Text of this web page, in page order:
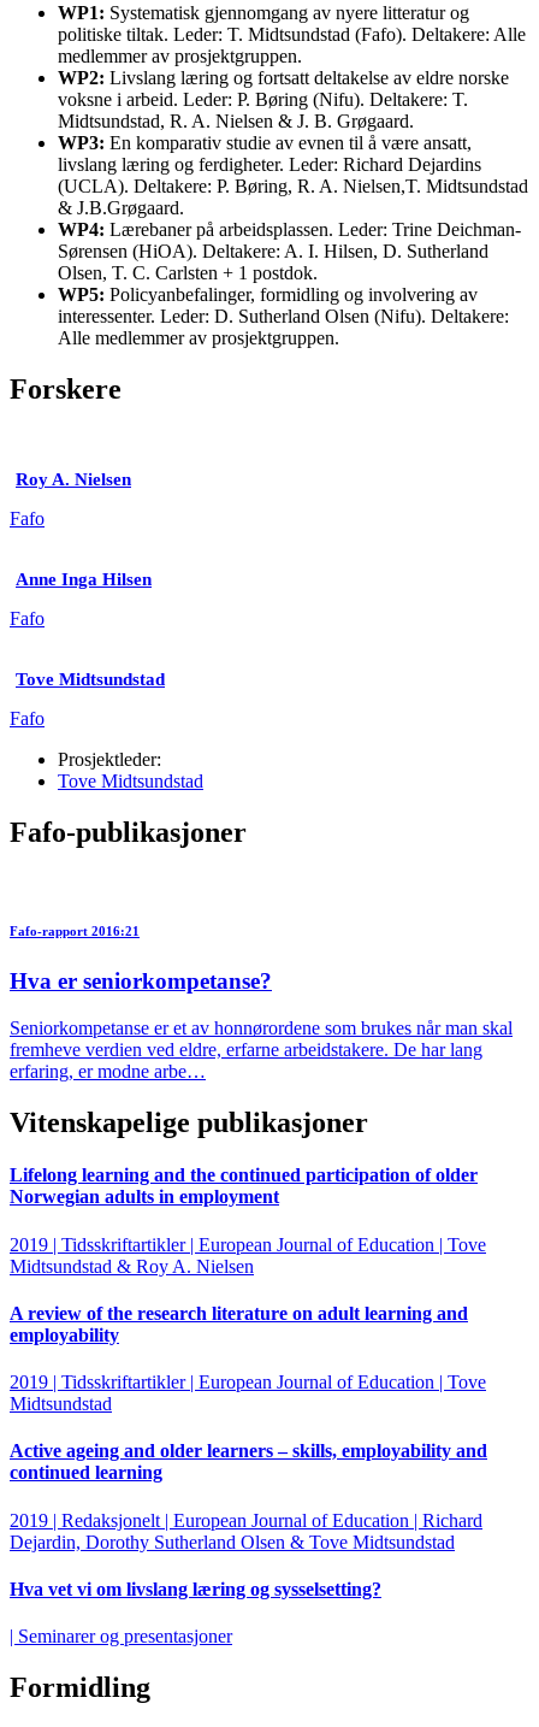
WP1: Systematisk gjennomgang av nyere litteratur og
politiske tiltak. Leder: T. Midtsundstad (Fafo). Deltakere: Alle
medlemmer av prosjektgruppen.
WP2: Livslang læring og fortsatt deltakelse av eldre norske
voksne i arbeid. Leder: P. Børing (Nifu). Deltakere: T.
Midtsundstad, R. A. Nielsen & J. B. Grøgaard.
WP3: En komparativ studie av evnen til å være ansatt,
livslang læring og ferdigheter. Leder: Richard Dejardins
(UCLA). Deltakere: P. Børing, R. A. Nielsen,T. Midtsundstad
& J.B.Grøgaard.
WP4: Lærebaner på arbeidsplassen. Leder: Trine Deichman-
Sørensen (HiOA). Deltakere: A. I. Hilsen, D. Sutherland
Olsen, T. C. Carlsten + 1 postdok.
WP5: Policyanbefalinger, formidling og involvering av
interessenter. Leder: D. Sutherland Olsen (Nifu). Deltakere:
Alle medlemmer av prosjektgruppen.
Forskere
Roy A. Nielsen
Fafo
Anne Inga Hilsen
Fafo
Tove Midtsundstad
Fafo
Prosjektleder:
Tove Midtsundstad
Fafo-publikasjoner
Fafo-rapport 2016:21
Hva er seniorkompetanse?
Seniorkompetanse er et av honnørordene som brukes når man skal
fremheve verdien ved eldre, erfarne arbeidstakere. De har lang
erfaring, er modne arbe…
Vitenskapelige publikasjoner
Lifelong learning and the continued participation of older
Norwegian adults in employment
2019 | Tidsskriftartikler | European Journal of Education | Tove
Midtsundstad & Roy A. Nielsen
A review of the research literature on adult learning and
employability
2019 | Tidsskriftartikler | European Journal of Education | Tove
Midtsundstad
Active ageing and older learners – skills, employability and
continued learning
2019 | Redaksjonelt | European Journal of Education | Richard
Dejardin, Dorothy Sutherland Olsen & Tove Midtsundstad
Hva vet vi om livslang læring og sysselsetting?
| Seminarer og presentasjoner
Formidling